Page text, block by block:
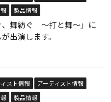
製品情報
、舞紡ぐ 〜打と舞〜」に
出演します。
スト情報
アーティスト情報
製品情報